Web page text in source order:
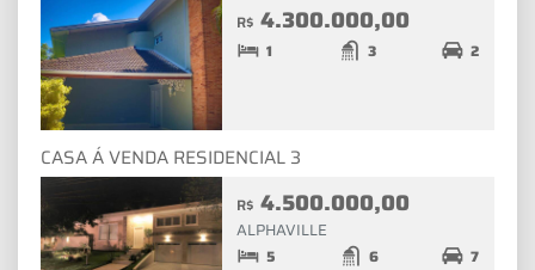
R$ 4.300.000,00
1 3 2
CASA Á VENDA RESIDENCIAL 3
R$ 4.500.000,00
ALPHAVILLE
5 6 7